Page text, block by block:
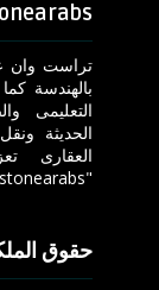
تراست وان
بالهندسة
التعليمى
الحديثة
العقارى
"trustonearabs" .
حقوق